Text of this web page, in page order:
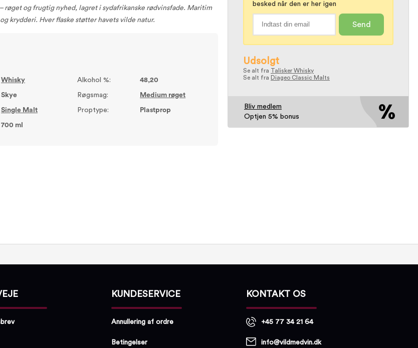
besked når den er her igen
Send
Udsolgt
Se alt fra Talisker Whisky
Se alt fra Diageo Classic Malts
Bliv medlem
Optjen 5% bonus
røget og frugtig nyhed, lagret i sydafrikanske rødvinsfade. Maritim
krydderi. Hver flaske støtter havets vilde natur.
Whisky
Skye
Single Malt
700 ml
Alkohol %: 48,20
Røgsmag: Medium røget
Proptype: Plastprop
KUNDESERVICE
Annullering af ordre
Betingelser
KONTAKT OS
+45 77 34 21 64
info@vildmedvin.dk